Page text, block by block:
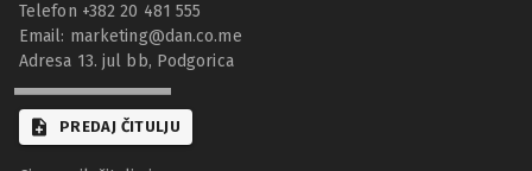
Telefon +382 20 481 555
Email: marketing@dan.co.me
Adresa 13. jul bb, Podgorica
PREDAJ ČITULJU